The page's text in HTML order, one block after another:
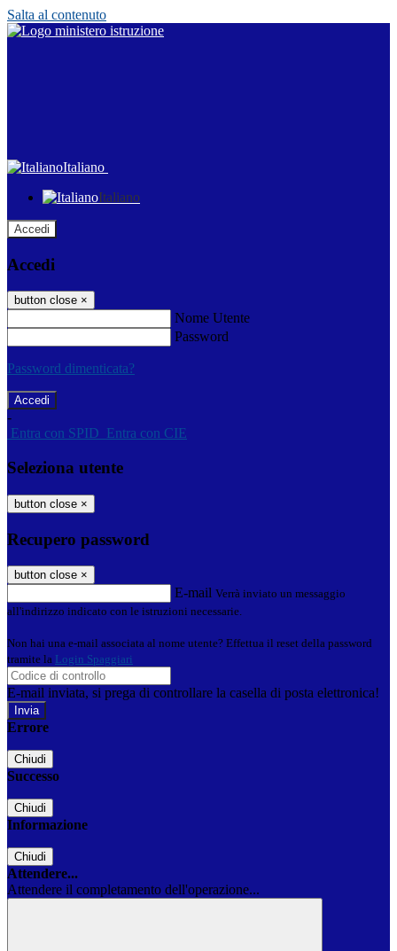
Salta al contenuto
Italiano
Italiano
Accedi
Accedi
button close ×
Nome Utente
Password
Password dimenticata?
-
Entra con SPID Entra con CIE
Seleziona utente
button close ×
Recupero password
button close ×
E-mail Verrà inviato un messaggio
all'indirizzo indicato con le istruzioni necessarie.
Non hai una e-mail associata al nome utente? Effettua il reset della password
tramite la Login Spaggiari
E-mail inviata, si prega di controllare la casella di posta elettronica!
Errore
Chiudi
Successo
Chiudi
Informazione
Chiudi
Attendere...
Attendere il completamento dell'operazione...